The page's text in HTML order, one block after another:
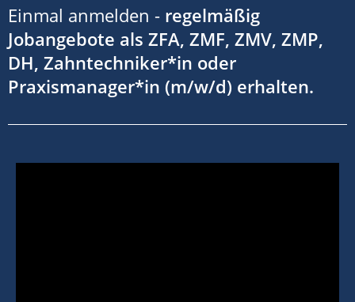
Einmal anmelden - regelmäßig
Jobangebote als ZFA, ZMF, ZMV, ZMP,
DH, Zahntechniker*in oder
Praxismanager*in (m/w/d) erhalten.